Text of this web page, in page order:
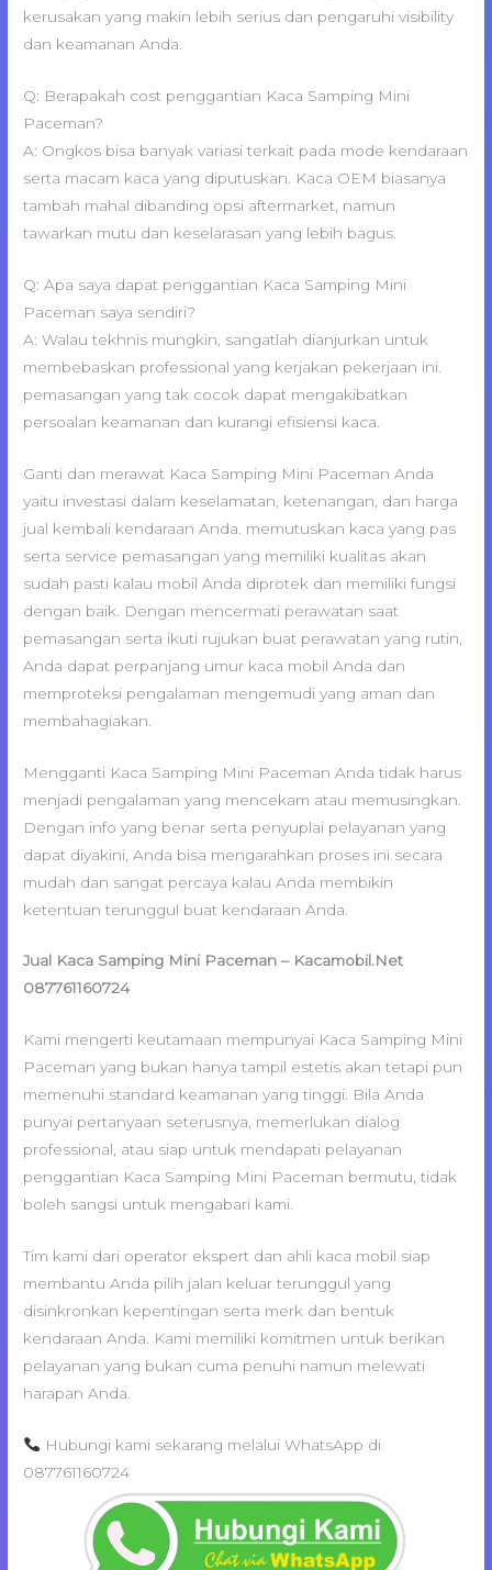
kerusakan yang makin lebih serius dan pengaruhi visibility
dan keamanan Anda.
Q: Berapakah cost penggantian Kaca Samping Mini
Paceman?
A: Ongkos bisa banyak variasi terkait pada mode kendaraan
serta macam kaca yang diputuskan. Kaca OEM biasanya
tambah mahal dibanding opsi aftermarket, namun
tawarkan mutu dan keselarasan yang lebih bagus.
Q: Apa saya dapat penggantian Kaca Samping Mini
Paceman saya sendiri?
A: Walau tekhnis mungkin, sangatlah dianjurkan untuk
membebaskan professional yang kerjakan pekerjaan ini.
pemasangan yang tak cocok dapat mengakibatkan
persoalan keamanan dan kurangi efisiensi kaca.
Ganti dan merawat Kaca Samping Mini Paceman Anda
yaitu investasi dalam keselamatan, ketenangan, dan harga
jual kembali kendaraan Anda. memutuskan kaca yang pas
serta service pemasangan yang memiliki kualitas akan
sudah pasti kalau mobil Anda diprotek dan memiliki fungsi
dengan baik. Dengan mencermati perawatan saat
pemasangan serta ikuti rujukan buat perawatan yang rutin,
Anda dapat perpanjang umur kaca mobil Anda dan
memproteksi pengalaman mengemudi yang aman dan
membahagiakan.
Mengganti Kaca Samping Mini Paceman Anda tidak harus
menjadi pengalaman yang mencekam atau memusingkan.
Dengan info yang benar serta penyuplai pelayanan yang
dapat diyakini, Anda bisa mengarahkan proses ini secara
mudah dan sangat percaya kalau Anda membikin
ketentuan terunggul buat kendaraan Anda.
Jual Kaca Samping Mini Paceman – Kacamobil.Net
087761160724
Kami mengerti keutamaan mempunyai Kaca Samping Mini
Paceman yang bukan hanya tampil estetis akan tetapi pun
memenuhi standard keamanan yang tinggi. Bila Anda
punyai pertanyaan seterusnya, memerlukan dialog
professional, atau siap untuk mendapati pelayanan
penggantian Kaca Samping Mini Paceman bermutu, tidak
boleh sangsi untuk mengabari kami.
Tim kami dari operator ekspert dan ahli kaca mobil siap
membantu Anda pilih jalan keluar terunggul yang
disinkronkan kepentingan serta merk dan bentuk
kendaraan Anda. Kami memiliki komitmen untuk berikan
pelayanan yang bukan cuma penuhi namun melewati
harapan Anda.
Hubungi kami sekarang melalui WhatsApp di
087761160724